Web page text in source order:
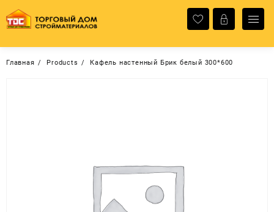
содержимому
Главная Products Кафель настенный Брик белый 300*600